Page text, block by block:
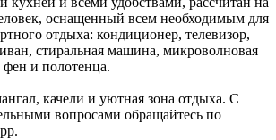
оснащенный всем необходимым для
отдыха: кондиционер, телевизор,
стиральная машина, микроволновая
и полотенца.
качели и уютная зона отдыха. С
вопросами обращайтесь по